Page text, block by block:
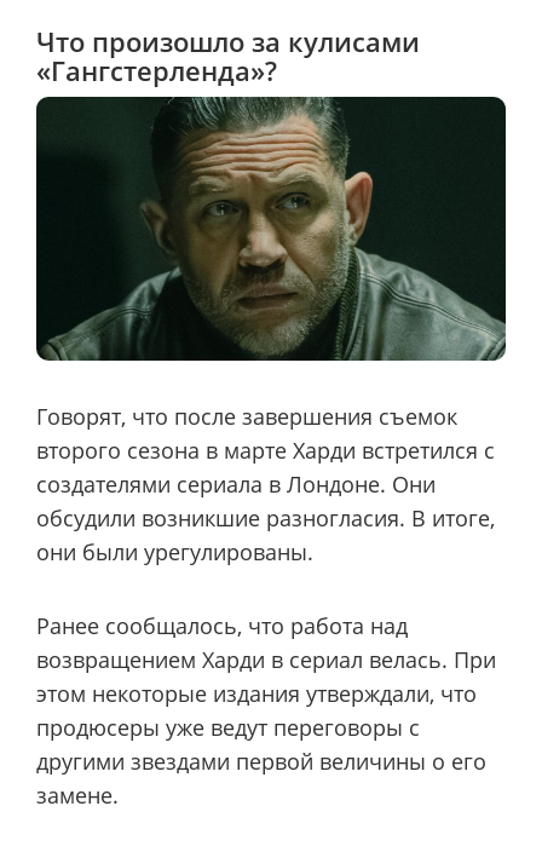
Что произошло за кулисами
«Гангстерленда»?
Говорят, что после завершения съемок
второго сезона в марте Харди встретился с
создателями сериала в Лондоне. Они
обсудили возникшие разногласия. В итоге,
они были урегулированы.
Ранее сообщалось, что работа над
возвращением Харди в сериал велась. При
этом некоторые издания утверждали, что
продюсеры уже ведут переговоры с
другими звездами первой величины о его
замене.